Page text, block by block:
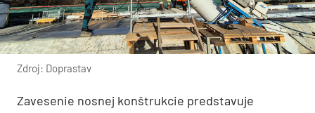
Zdroj: Doprastav
Zavesenie nosnej konštrukcie predstavuje